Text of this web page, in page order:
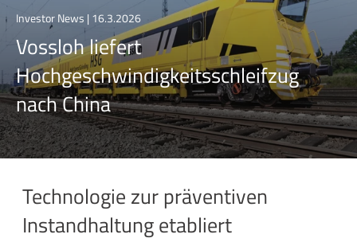
Investor News | 16.3.2026
Vossloh liefert
Hochgeschwindigkeitsschleifzug
nach China
Technologie zur präventiven
Instandhaltung etabliert